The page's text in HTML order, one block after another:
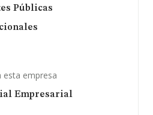
Públicas
esta empresa
Empresarial